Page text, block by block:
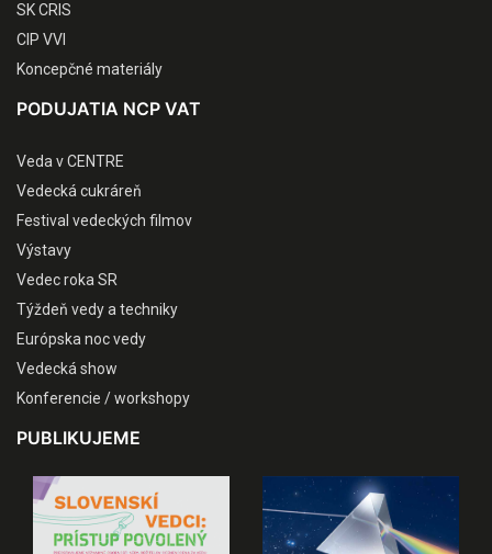
SK CRIS
CIP VVI
Koncepčné materiály
PODUJATIA NCP VAT
Veda v CENTRE
Vedecká cukráreň
Festival vedeckých filmov
Výstavy
Vedec roka SR
Týždeň vedy a techniky
Európska noc vedy
Vedecká show
Konferencie / workshopy
PUBLIKUJEME